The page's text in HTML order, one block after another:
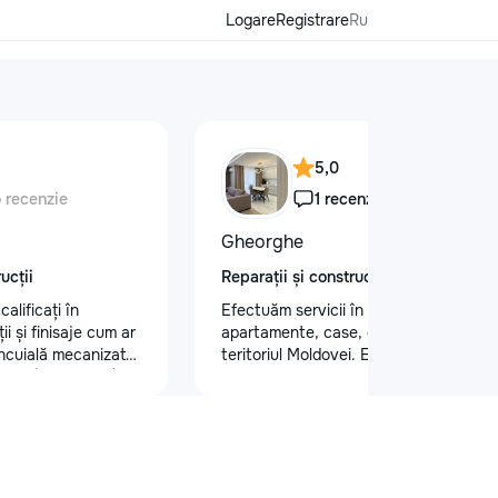
LogareRegistrareRu
recenzie
în
și finisaje cum ar
mecanizată
5,0
1 recenzie
Gheorghe
Reparații și construcții
Efectuăm servicii în reparatii
apartamente, case, oficii, etc. pe tot
teritoriul Moldovei. Efectuam un